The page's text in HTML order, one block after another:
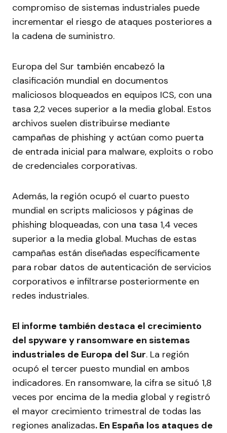
compromiso de sistemas industriales puede
incrementar el riesgo de ataques posteriores a
la cadena de suministro.
Europa del Sur también encabezó la
clasificación mundial en documentos
maliciosos bloqueados en equipos ICS, con una
tasa 2,2 veces superior a la media global. Estos
archivos suelen distribuirse mediante
campañas de phishing y actúan como puerta
de entrada inicial para malware, exploits o robo
de credenciales corporativas.
Además, la región ocupó el cuarto puesto
mundial en scripts maliciosos y páginas de
phishing bloqueadas, con una tasa 1,4 veces
superior a la media global. Muchas de estas
campañas están diseñadas específicamente
para robar datos de autenticación de servicios
corporativos e infiltrarse posteriormente en
redes industriales.
El informe también destaca el crecimiento
del spyware y ransomware en sistemas
industriales de Europa del Sur. La región
ocupó el tercer puesto mundial en ambos
indicadores. En ransomware, la cifra se situó 1,8
veces por encima de la media global y registró
el mayor crecimiento trimestral de todas las
regiones analizadas. En España los ataques de